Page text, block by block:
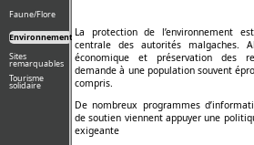
Faune/Flore
Environnement
Sites
remarquables
Tourisme
solidaire
La protection de l’environnement
centrale des autorités malgaches.
économique et préservation des
demande à une population souvent
compris.
De nombreux programmes
de soutien viennent appuyer une
exigeante